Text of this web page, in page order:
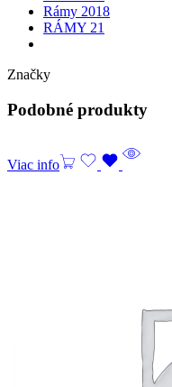
Rámy 2018
RÁMY 21
Značky
Podobné produkty
Viac info